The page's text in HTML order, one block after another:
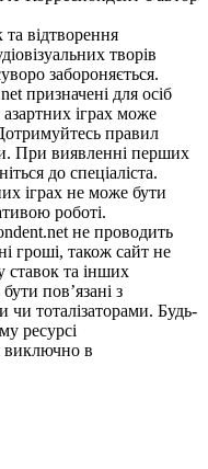
відтворення
творів
забороняється.
призначені для осіб
іграх може
правил
При виявленні перших
до спеціаліста.
іграх не може бути
роботі.
не проводить
гроші, також сайт не
ставок та інших
пов’язані з
чи тоталізаторами. Будь-
ресурсі
виключно в